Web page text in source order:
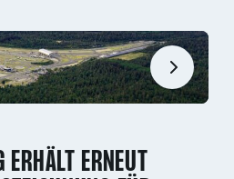
ERHÄLT ERNEUT